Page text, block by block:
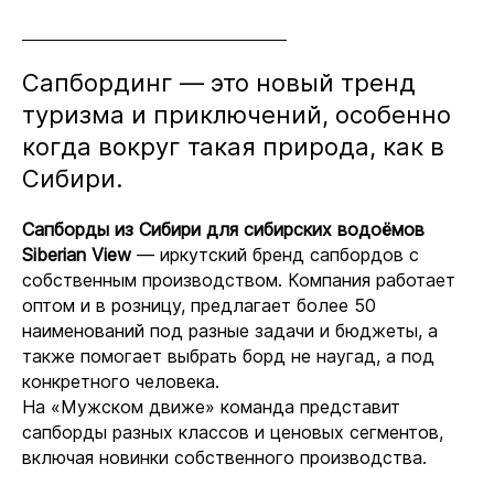
Сапбординг — это новый тренд
туризма и приключений, особенно
когда вокруг такая природа, как в
Сибири.
Сапборды из Сибири для сибирских водоёмов
Siberian View — иркутский бренд сапбордов с
собственным производством. Компания работает
оптом и в розницу, предлагает более 50
наименований под разные задачи и бюджеты, а
также помогает выбрать борд не наугад, а под
конкретного человека.
На «Мужском движе» команда представит
сапборды разных классов и ценовых сегментов,
включая новинки собственного производства.